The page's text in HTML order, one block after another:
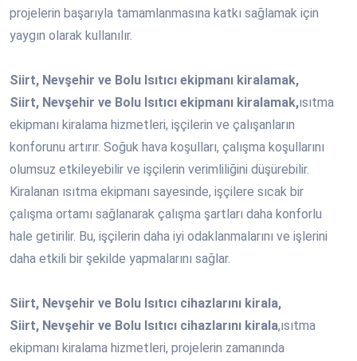
projelerin başarıyla tamamlanmasına katkı sağlamak için
yaygın olarak kullanılır.
Siirt, Nevşehir ve Bolu Isıtıcı ekipmanı kiralamak,
Siirt, Nevşehir ve Bolu Isıtıcı ekipmanı kiralamak,ısıtma
ekipmanı kiralama hizmetleri, işçilerin ve çalışanların
konforunu artırır. Soğuk hava koşulları, çalışma koşullarını
olumsuz etkileyebilir ve işçilerin verimliliğini düşürebilir.
Kiralanan ısıtma ekipmanı sayesinde, işçilere sıcak bir
çalışma ortamı sağlanarak çalışma şartları daha konforlu
hale getirilir. Bu, işçilerin daha iyi odaklanmalarını ve işlerini
daha etkili bir şekilde yapmalarını sağlar.
Siirt, Nevşehir ve Bolu Isıtıcı cihazlarını kirala,
Siirt, Nevşehir ve Bolu Isıtıcı cihazlarını kirala,ısıtma
ekipmanı kiralama hizmetleri, projelerin zamanında